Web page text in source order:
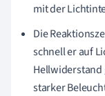
mit der
Die
schnell er auf
Hellwiderstand
starker